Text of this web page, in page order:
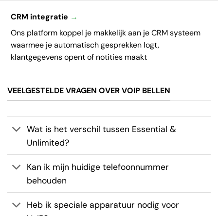
CRM integratie →
Ons platform koppel je makkelijk aan je CRM systeem
waarmee je automatisch gesprekken logt,
klantgegevens opent of notities maakt
VEELGESTELDE VRAGEN OVER VOIP BELLEN
Wat is het verschil tussen Essential &
Unlimited?
Kan ik mijn huidige telefoonnummer
behouden
Heb ik speciale apparatuur nodig voor